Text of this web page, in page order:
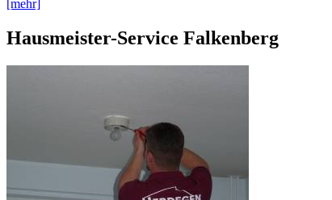
[mehr]
Hausmeister-Service Falkenberg